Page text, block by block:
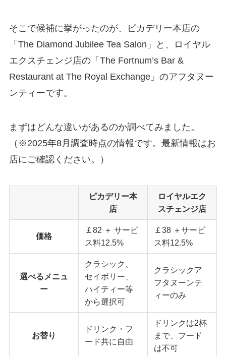
そこで候補に挙がったのが、ピカデリー本店の
「The Diamond Jubilee Tea Salon」と、ロイヤル
エクスチェンジ店の「The Fortnum’s Bar &
Restaurant at The Royal Exchange」のアフタヌー
ンティーです。
まずはどんな違いがあるのか調べてみました。
（※2025年8月調査時点の情報です。最新情報はお
店にご確認ください。）
ピカデリー本
店
ロイヤルエク
スチェンジ店
価格
￡82 ＋ サービ
ス料12.5%
￡38 ＋サービ
ス料12.5%
選べるメニュ
ー
クラシック、
セイボリー、
ハイティー等
から選択可
クラシックア
フタヌーンテ
ィーのみ
お替り
ドリンク・フ
ード共に自由
ドリンクは2杯
まで、フード
は不可